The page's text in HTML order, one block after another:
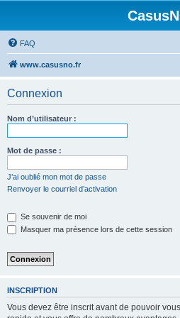
FAQ
www.casusno.fr
Connexion
Nom d’utilisateur :
Mot de passe :
J’ai oublié mon mot de passe
Renvoyer le courriel d’activation
Se souvenir de moi
Masquer ma présence lors de cette session
INSCRIPTION
Vous devez être inscrit avant de pouvoir